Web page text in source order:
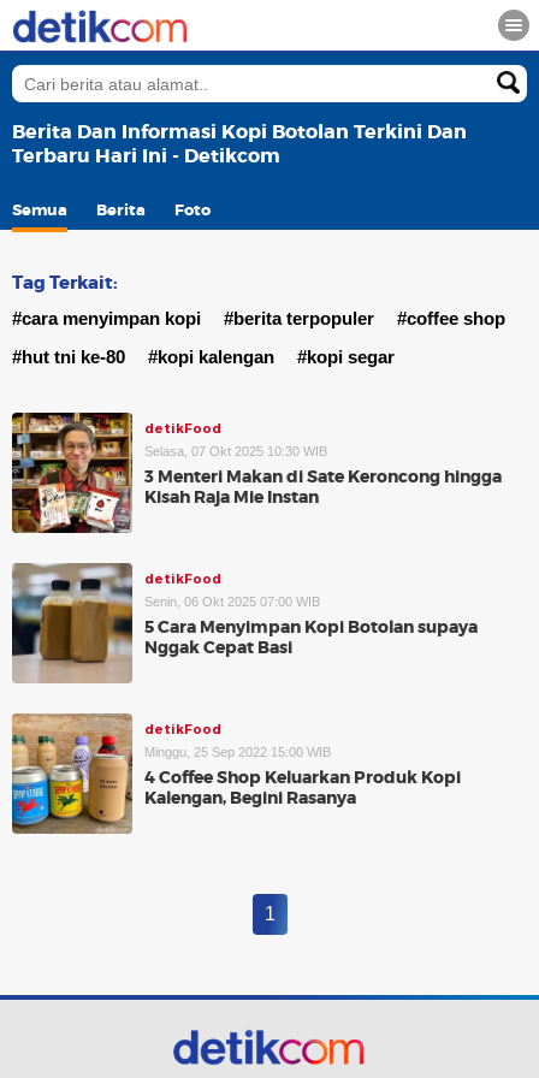
Berita Dan Informasi Kopi Botolan Terkini Dan
Terbaru Hari Ini - Detikcom
Semua Berita Foto
Tag Terkait:
#cara menyimpan kopi #berita terpopuler
#coffee shop
#hut tni ke-80
#kopi kalengan #kopi segar
detikFood
Selasa, 07 Okt 2025 10:30 WIB
3 Menteri Makan di Sate Keroncong hingga
Kisah Raja Mie Instan
detikFood
Senin, 06 Okt 2025 07:00 WIB
5 Cara Menyimpan Kopi Botolan supaya
Nggak Cepat Basi
detikFood
Minggu, 25 Sep 2022 15:00 WIB
4 Coffee Shop Keluarkan Produk Kopi
Kalengan, Begini Rasanya
1